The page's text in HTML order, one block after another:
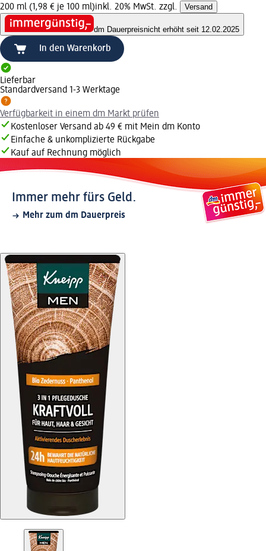
200 ml (1,98 € je 100 ml)inkl. 20% MwSt. zzgl. Versand
dm Dauerpreisnicht erhöht seit 12.02.2025
In den Warenkorb
Lieferbar
Standardversand 1-3 Werktage
Verfügbarkeit in einem dm Markt prüfen
Kostenloser Versand ab 49 € mit Mein dm Konto
Einfache & unkomplizierte Rückgabe
Kauf auf Rechnung möglich
Immer mehr fürs Geld.
Mehr zum dm Dauerpreis